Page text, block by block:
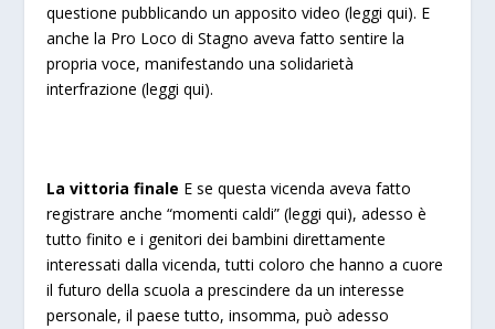
questione pubblicando un apposito video (leggi qui). E
anche la Pro Loco di Stagno aveva fatto sentire la
propria voce, manifestando una solidarietà
interfrazione (leggi qui).
La vittoria finale E se questa vicenda aveva fatto
registrare anche “momenti caldi” (leggi qui), adesso è
tutto finito e i genitori dei bambini direttamente
interessati dalla vicenda, tutti coloro che hanno a cuore
il futuro della scuola a prescindere da un interesse
personale, il paese tutto, insomma, può adesso